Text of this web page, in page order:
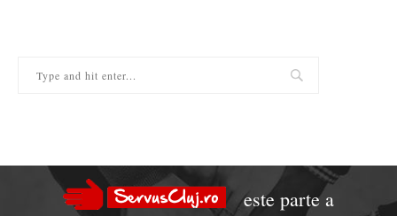
este parte a